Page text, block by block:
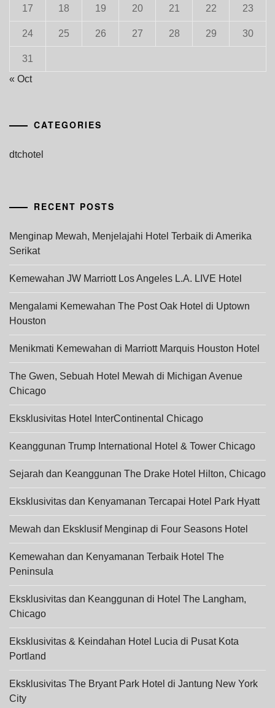
17 18 19 20 21 22 23
24 25 26 27 28 29 30
31
« Oct
CATEGORIES
dtchotel
RECENT POSTS
Menginap Mewah, Menjelajahi Hotel Terbaik di Amerika
Serikat
Kemewahan JW Marriott Los Angeles L.A. LIVE Hotel
Mengalami Kemewahan The Post Oak Hotel di Uptown
Houston
Menikmati Kemewahan di Marriott Marquis Houston Hotel
The Gwen, Sebuah Hotel Mewah di Michigan Avenue
Chicago
Eksklusivitas Hotel InterContinental Chicago
Keanggunan Trump International Hotel & Tower Chicago
Sejarah dan Keanggunan The Drake Hotel Hilton, Chicago
Eksklusivitas dan Kenyamanan Tercapai Hotel Park Hyatt
Mewah dan Eksklusif Menginap di Four Seasons Hotel
Kemewahan dan Kenyamanan Terbaik Hotel The
Peninsula
Eksklusivitas dan Keanggunan di Hotel The Langham,
Chicago
Eksklusivitas & Keindahan Hotel Lucia di Pusat Kota
Portland
Eksklusivitas The Bryant Park Hotel di Jantung New York
City